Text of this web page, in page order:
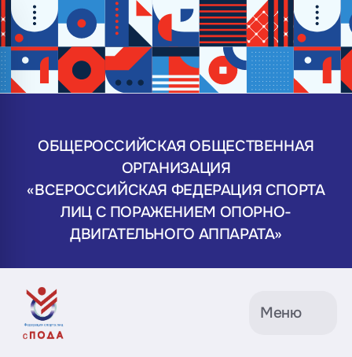
ОБЩЕРОССИЙСКАЯ ОБЩЕСТВЕННАЯ
ОРГАНИЗАЦИЯ
«ВСЕРОССИЙСКАЯ ФЕДЕРАЦИЯ СПОРТА
ЛИЦ С ПОРАЖЕНИЕМ ОПОРНО-
ДВИГАТЕЛЬНОГО АППАРАТА»
Меню